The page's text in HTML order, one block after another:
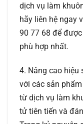
dịch vụ làm
hãy liên hệ ngay
90 77 68 để
phù hợp nhất.
4. Nâng cao hiệu
với các sản
từ dịch vụ làm
tử tiên tiến và